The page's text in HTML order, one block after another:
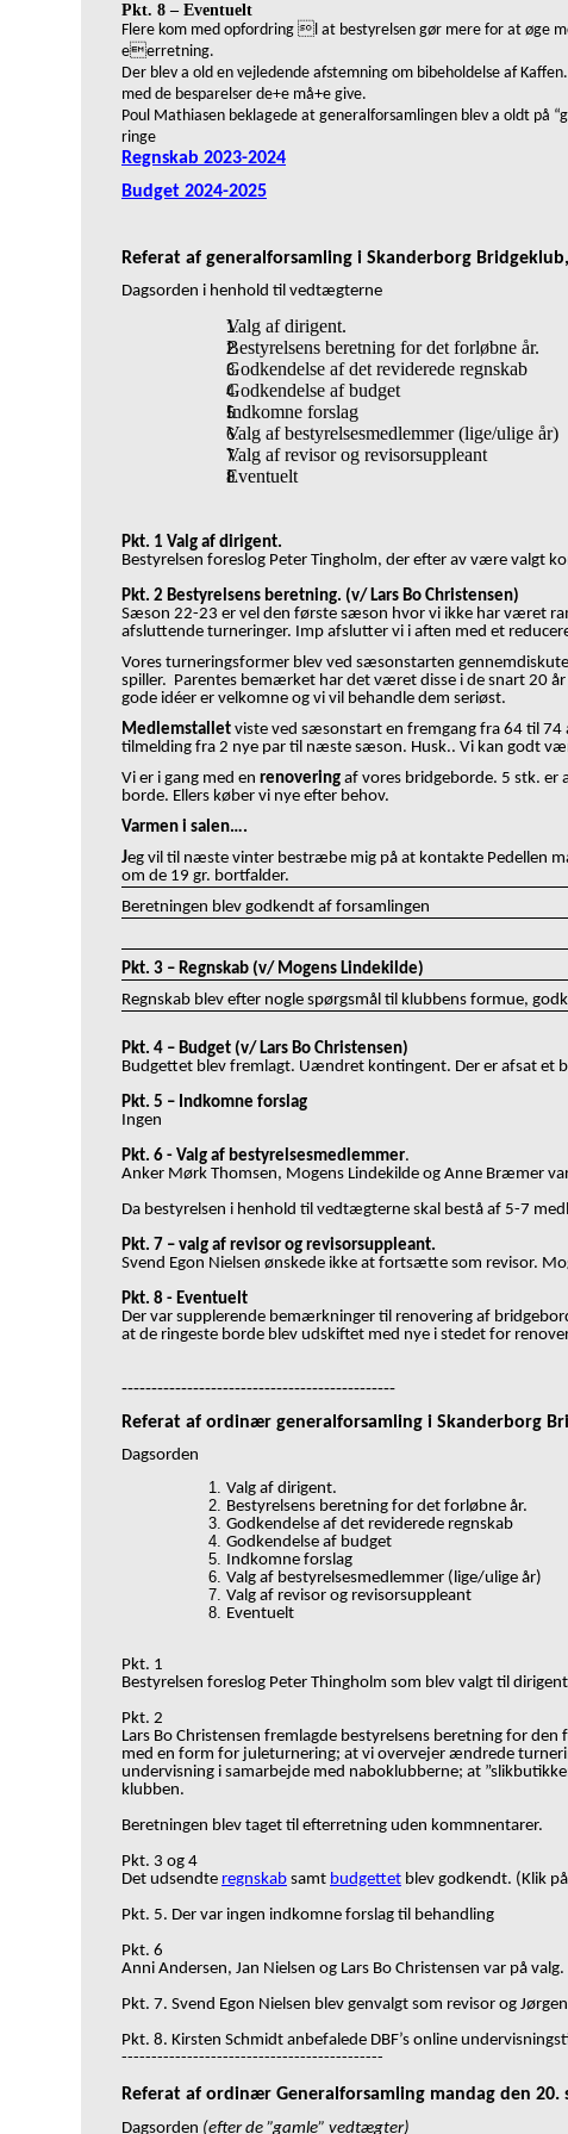
Pkt. 8 – Eventuelt
Flere kom med opfordring l at bestyrelsen gør mere for at øge
eerretning.
Der blev a old en vejledende afstemning om bibeholdelse af
med de besparelser de+e må+e give.
Poul Mathiasen beklagede at generalforsamlingen blev a oldt på “
ringe
Regnskab 2023-2024
Budget 2024-2025
Referat af generalforsamling i Skanderborg
Dagsorden i henhold til vedtægterne
Valg af dirigent.
Bestyrelsens beretning for det forløbne år.
Godkendelse af det reviderede regnskab
Godkendelse af budget
Indkomne forslag
Valg af bestyrelsesmedlemmer (lige/ulige år)
Valg af revisor og revisorsuppleant
Eventuelt
Pkt. 1 Valg af dirigent.
Bestyrelsen foreslog Peter Tingholm, der efter av være valgt
Pkt. 2 Bestyrelsens beretning. (v/ Lars Bo Christensen)
Sæson 22-23 er vel den første sæson hvor vi ikke har været
afsluttende turneringer. Imp afslutter vi i aften med et
Vores turneringsformer blev ved sæsonstarten
spiller. Parentes bemærket har det været disse i de snart 20
gode idéer er velkomne og vi vil behandle dem seriøst.
Medlemstallet viste ved sæsonstart en fremgang fra 64 til 74
tilmelding fra 2 nye par til næste sæson. Husk.. Vi kan godt
Vi er i gang med en renovering af vores bridgeborde. 5 stk. er
borde. Ellers køber vi nye efter behov.
Varmen i salen….
Jeg vil til næste vinter bestræbe mig på at kontakte Pedellen
om de 19 gr. bortfalder.
Beretningen blev godkendt af forsamlingen
Pkt. 3 – Regnskab (v/ Mogens Lindekilde)
Regnskab blev efter nogle spørgsmål til klubbens formue,
Pkt. 4 – Budget (v/ Lars Bo Christensen)
Budgettet blev fremlagt. Uændret kontingent. Der er afsat et
Pkt. 5 – Indkomne forslag
Ingen
Pkt. 6 - Valg af bestyrelsesmedlemmer.
Anker Mørk Thomsen, Mogens Lindekilde og Anne Bræmer
Da bestyrelsen i henhold til vedtægterne skal bestå af 5-7
Pkt. 7 – valg af revisor og revisorsuppleant.
Svend Egon Nielsen ønskede ikke at fortsætte som revisor.
Pkt. 8 - Eventuelt
Der var supplerende bemærkninger til renovering af
at de ringeste borde blev udskiftet med nye i stedet for
----------------------------------------------
Referat af ordinær generalforsamling i Skanderborg
Dagsorden
Valg af dirigent.
Bestyrelsens beretning for det forløbne år.
Godkendelse af det reviderede regnskab
Godkendelse af budget
Indkomne forslag
Valg af bestyrelsesmedlemmer (lige/ulige år)
Valg af revisor og revisorsuppleant
Eventuelt
Pkt. 1
Bestyrelsen foreslog Peter Thingholm som blev valgt til
Pkt. 2
Lars Bo Christensen fremlagde bestyrelsens beretning for
med en form for juleturnering; at vi overvejer ændrede
undervisning i samarbejde med naboklubberne; at
klubben.
Beretningen blev taget til efterretning uden kommnentarer.
Pkt. 3 og 4
Det udsendte regnskab samt budgettet blev godkendt. (Klik
Pkt. 5. Der var ingen indkomne forslag til behandling
Pkt. 6
Anni Andersen, Jan Nielsen og Lars Bo Christensen var på
Pkt. 7. Svend Egon Nielsen blev genvalgt som revisor og
Pkt. 8. Kirsten Schmidt anbefalede DBF’s online
--------------------------------------------
Referat af ordinær Generalforsamling mandag den 20.
Dagsorden (efter de ”gamle” vedtægter)